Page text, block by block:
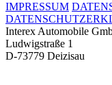
IMPRESSUM
Interex Automobile
Ludwigstraße 1
D-73779 Deizisau